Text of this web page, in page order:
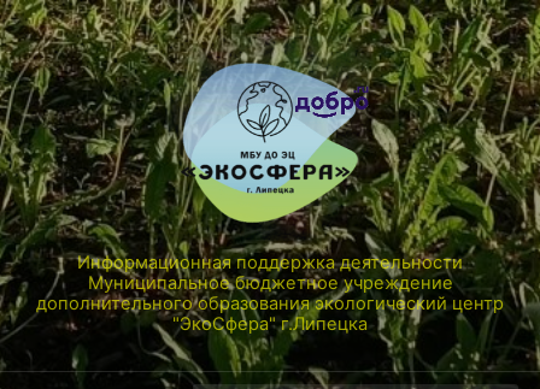
Информационная поддержка деятельности
Муниципальное бюджетное учреждение
дополнительного образования экологический центр
"ЭкоСфера" г.Липецка